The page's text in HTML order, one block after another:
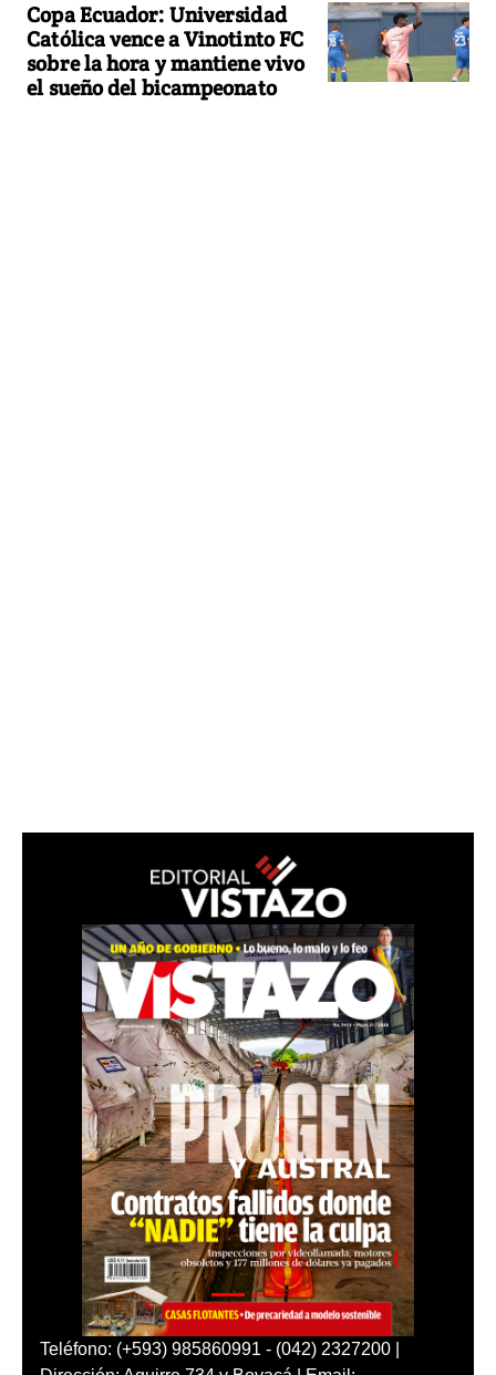
Copa Ecuador: Universidad
Católica vence a Vinotinto FC
sobre la hora y mantiene vivo
el sueño del bicampeonato
Teléfono: (+593) 985860991 - (042) 2327200 |